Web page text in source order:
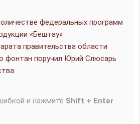
федеральных программ
«Бештау»
правительства области
фонтан поручил Юрий Слюсарь
и нажмите Shift + Enter